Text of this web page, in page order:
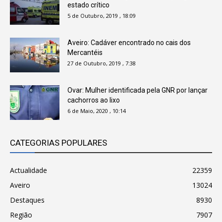
estado crítico
5 de Outubro, 2019 , 18:09
Aveiro: Cadáver encontrado no cais dos
Mercantéis
27 de Outubro, 2019 , 7:38
Ovar: Mulher identificada pela GNR por lançar
cachorros ao lixo
6 de Maio, 2020 , 10:14
CATEGORIAS POPULARES
Actualidade
22359
Aveiro
13024
Destaques
8930
Região
7907